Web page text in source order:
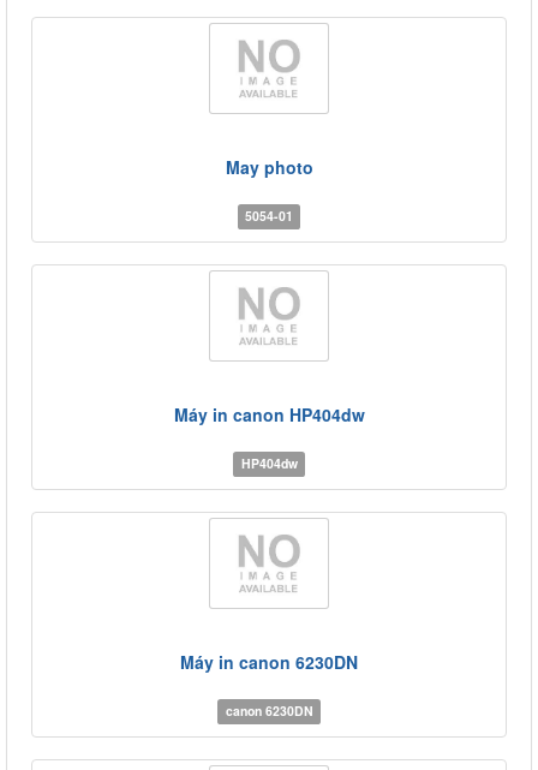
May photo
5054-01
Máy in canon HP404dw
HP404dw
Máy in canon 6230DN
canon 6230DN